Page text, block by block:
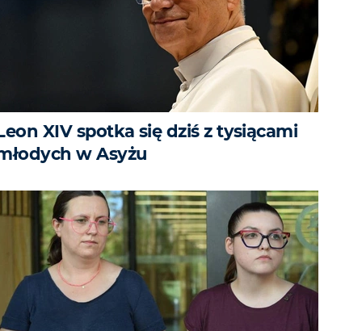
XIV spotka się dziś z tysiącami
w Asyżu